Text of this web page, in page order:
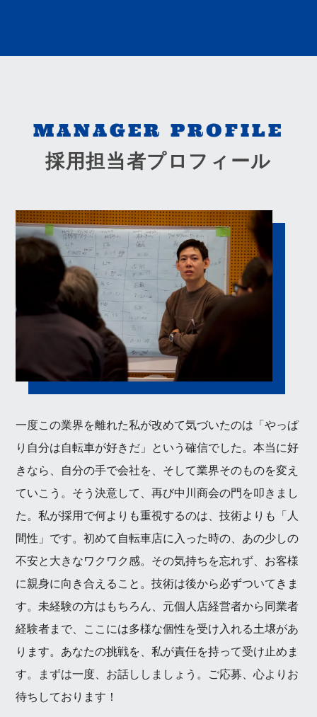
MANAGER PROFILE
採用担当者プロフィール
一度この業界を離れた私が改めて気づいたのは「やっぱ
り自分は自転車が好きだ」という確信でした。本当に好
きなら、自分の手で会社を、そして業界そのものを変え
ていこう。そう決意して、再び中川商会の門を叩きまし
た。私が採用で何よりも重視するのは、技術よりも「人
間性」です。初めて自転車店に入った時の、あの少しの
不安と大きなワクワク感。その気持ちを忘れず、お客様
に親身に向き合えること。技術は後から必ずついてきま
す。未経験の方はもちろん、元個人店経営者から同業者
経験者まで、ここには多様な個性を受け入れる土壌があ
ります。あなたの挑戦を、私が責任を持って受け止めま
す。まずは一度、お話ししましょう。ご応募、心よりお
待ちしております！